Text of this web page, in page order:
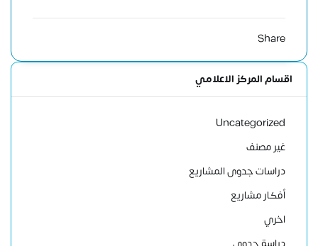
Share
اقسام المركز الاعلامي
Uncategorized
غير مصنف
دراسات جدوى المشاريع
أفكار مشاريع
اخري